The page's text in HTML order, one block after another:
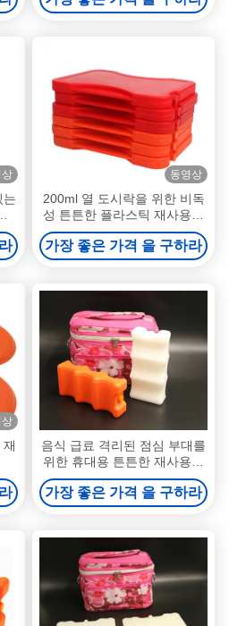
상
는
동영상
200ml 열 도시락을 위한 비독
성 튼튼한 플라스틱 재사용할
수 있는 열 팩
가장 좋은 가격 을 구하라
상
음식 급료 격리된 점심 부대를
위한 휴대용 튼튼한 재사용할
수 있는 열 팩
가장 좋은 가격 을 구하라